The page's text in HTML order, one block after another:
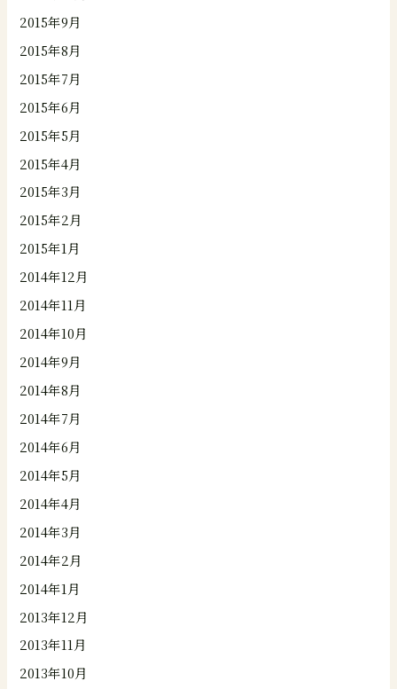
2015年9月
2015年8月
2015年7月
2015年6月
2015年5月
2015年4月
2015年3月
2015年2月
2015年1月
2014年12月
2014年11月
2014年10月
2014年9月
2014年8月
2014年7月
2014年6月
2014年5月
2014年4月
2014年3月
2014年2月
2014年1月
2013年12月
2013年11月
2013年10月